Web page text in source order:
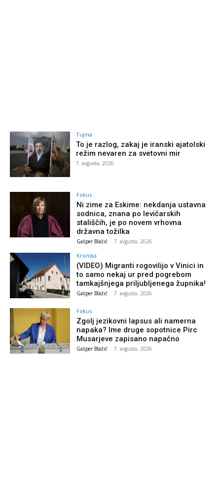
Tujina
To je razlog, zakaj je iranski ajatolski
režim nevaren za svetovni mir
7. avgusta, 2026
Fokus
Ni zime za Eskime: nekdanja ustavna
sodnica, znana po levičarskih
stališčih, je po novem vrhovna
državna tožilka
Gašper Blažič - 7. avgusta, 2026
Kronika
(VIDEO) Migranti rogovilijo v Vinici in
to samo nekaj ur pred pogrebom
tamkajšnjega priljubljenega župnika!
Gašper Blažič - 7. avgusta, 2026
Fokus
Zgolj jezikovni lapsus ali namerna
napaka? Ime druge sopotnice Pirc
Musarjeve zapisano napačno
Gašper Blažič - 7. avgusta, 2026